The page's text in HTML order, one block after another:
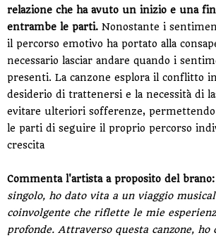
relazione che ha avuto un inizio e una
entrambe le parti. Nonostante i
il percorso emotivo ha portato alla
necessario lasciar andare quando i
presenti. La canzone esplora il conflitto
desiderio di trattenersi e la necessità di
evitare ulteriori sofferenze, permettendo
le parti di seguire il proprio percorso
crescita
Commenta l'artista a proposito del brano:
singolo, ho dato vita a un viaggio
coinvolgente che riflette le mie
profonde. Attraverso questa canzone, ho